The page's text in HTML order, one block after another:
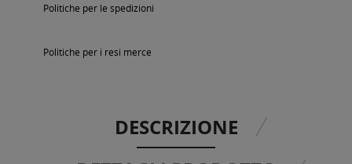
Politiche per le spedizioni
Politiche per i resi merce
DESCRIZIONE